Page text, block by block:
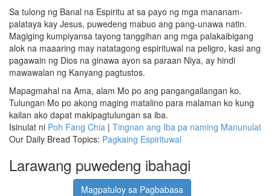
Sa tulong ng Banal na Espiritu at sa payo ng mga mananam-
palataya kay Jesus, puwedeng mabuo ang pang-unawa natin.
Magiging kumpiyansa tayong tanggihan ang mga palakaibigang
alok na maaaring may natatagong espirituwal na peligro, kasi ang
pagawain ng Dios na ginawa ayon sa paraan Niya, ay hindi
mawawalan ng Kanyang pagtustos.
Mapagmahal na Ama, alam Mo po ang pangangailangan ko.
Tulungan Mo po akong maging matalino para malaman ko kung
kailan ako dapat makipagtulungan sa iba.
Isinulat ni Poh Fang Chia | Tingnan ang Iba pa naming Manunulat
Our Daily Bread Topics: Pagkaing Espirituwal
Larawang puwedeng ibahagi
Magpatuloy sa Pagbabasa